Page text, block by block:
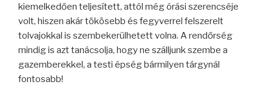
kiemelkedően teljesített, attól még órási szerencséje
volt, hiszen akár tökösebb és fegyverrel felszerelt
tolvajokkal is szembekerülhetett volna. A rendőrség
mindig is azt tanácsolja, hogy ne szálljunk szembe a
gazemberekkel, a testi épség bármilyen tárgynál
fontosabb!